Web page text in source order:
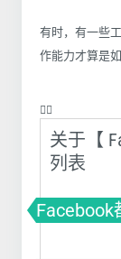
有时，有一些
作能力才算是
❤️‍🔥
关于【
列表
Facebook